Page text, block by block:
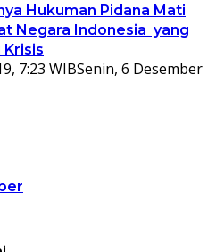
Hukuman Pidana Mati
Negara Indonesia yang
7:23 WIBSenin, 6 Desember